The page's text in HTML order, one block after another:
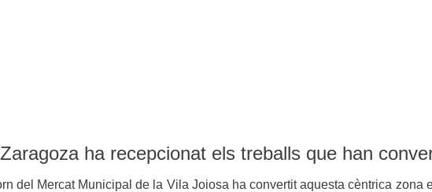
ha recepcionat els treballs que han
del Mercat Municipal de la Vila Joiosa ha convertit aquesta cèntrica